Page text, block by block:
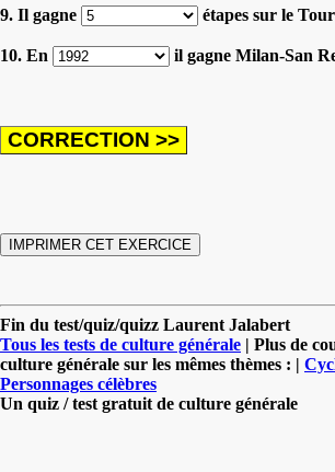
9. Il gagne étapes sur le
10. En il gagne Milan-San
Fin du test/quiz/quizz Laurent Jalabert
Tous les tests de culture générale | Plus de
culture générale sur les mêmes thèmes : |
Personnages célèbres
Un quiz / test gratuit de culture générale